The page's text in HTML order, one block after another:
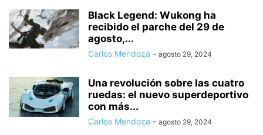
Black Legend: Wukong ha
recibido el parche del 29 de
agosto,...
Carlos Mendoza - agosto 29, 2024
Una revolución sobre las cuatro
ruedas: el nuevo superdeportivo
con más...
Carlos Mendoza - agosto 29, 2024